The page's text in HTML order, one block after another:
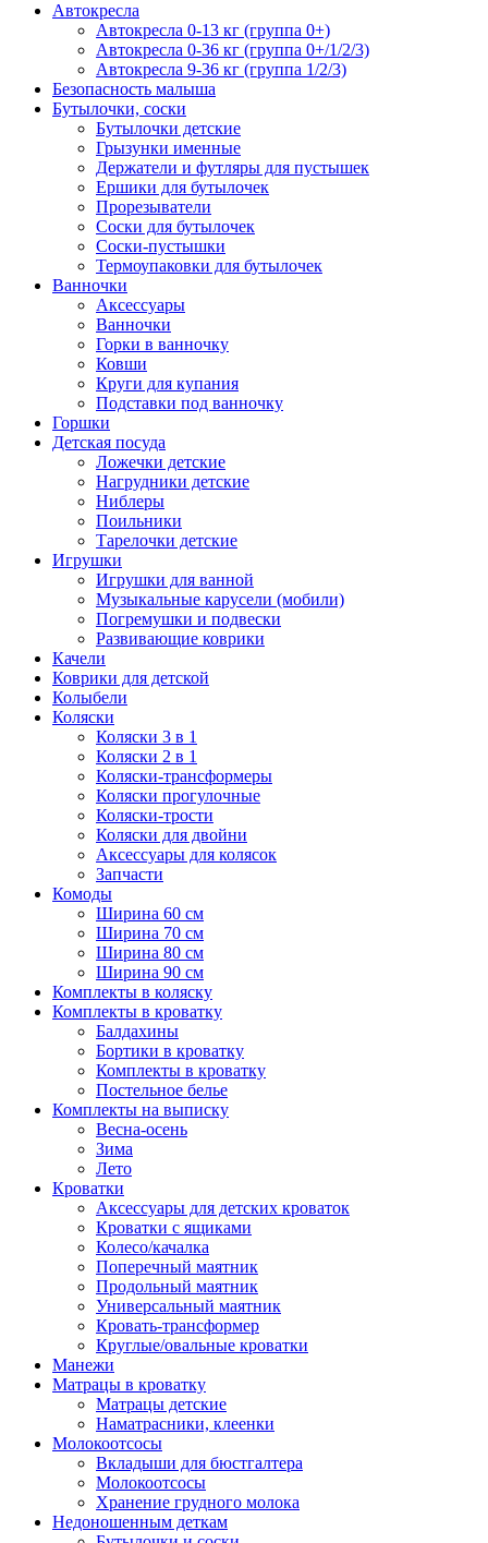
Автокресла
Автокресла 0-13 кг (группа 0+)
Автокресла 0-36 кг (группа 0+/1/2/3)
Автокресла 9-36 кг (группа 1/2/3)
Безопасность малыша
Бутылочки, соски
Бутылочки детские
Грызунки именные
Держатели и футляры для пустышек
Ершики для бутылочек
Прорезыватели
Соски для бутылочек
Соски-пустышки
Термоупаковки для бутылочек
Ванночки
Аксессуары
Ванночки
Горки в ванночку
Ковши
Круги для купания
Подставки под ванночку
Горшки
Детская посуда
Ложечки детские
Нагрудники детские
Ниблеры
Поильники
Тарелочки детские
Игрушки
Игрушки для ванной
Музыкальные карусели (мобили)
Погремушки и подвески
Развивающие коврики
Качели
Коврики для детской
Колыбели
Коляски
Коляски 3 в 1
Коляски 2 в 1
Коляски-трансформеры
Коляски прогулочные
Коляски-трости
Коляски для двойни
Аксессуары для колясок
Запчасти
Комоды
Ширина 60 см
Ширина 70 см
Ширина 80 см
Ширина 90 см
Комплекты в коляску
Комплекты в кроватку
Балдахины
Бортики в кроватку
Комплекты в кроватку
Постельное белье
Комплекты на выписку
Весна-осень
Зима
Лето
Кроватки
Аксессуары для детских кроваток
Кроватки с ящиками
Колесо/качалка
Поперечный маятник
Продольный маятник
Универсальный маятник
Кровать-трансформер
Круглые/овальные кроватки
Манежи
Матрацы в кроватку
Матрацы детские
Наматрасники, клеенки
Молокоотсосы
Вкладыши для бюстгалтера
Молокоотсосы
Хранение грудного молока
Недоношенным деткам